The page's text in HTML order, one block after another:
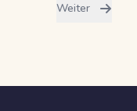
Weiter